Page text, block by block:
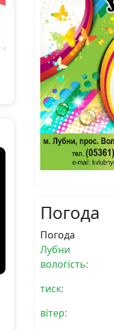
Погода
Погода
Лубни
вологість:
тиск:
вітер: